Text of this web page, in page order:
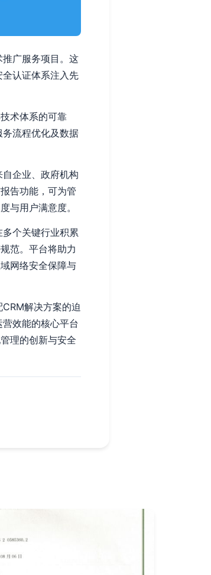
广服务项目。这
认证体系注入先
术体系的可靠
流程优化及数据
企业、政府机构
告功能，可为管
与用户满意度。
个关键行业积累
范。平台将助力
网络安全保障与
解决方案的迫
效能的核心平台
理的创新与安全